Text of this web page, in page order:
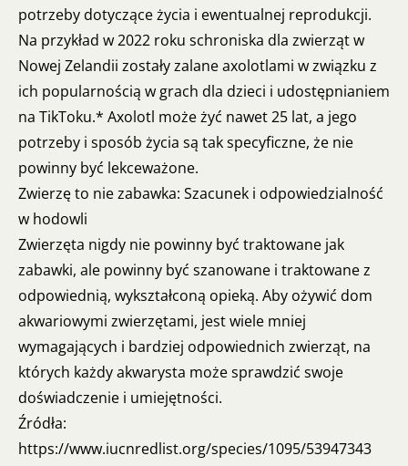
potrzeby dotyczące życia i ewentualnej reprodukcji.
Na przykład w 2022 roku schroniska dla zwierząt w
Nowej Zelandii zostały zalane axolotlami w związku z
ich popularnością w grach dla dzieci i udostępnianiem
na TikToku.* Axolotl może żyć nawet 25 lat, a jego
potrzeby i sposób życia są tak specyficzne, że nie
powinny być lekceważone.
Zwierzę to nie zabawka: Szacunek i odpowiedzialność
w hodowli
Zwierzęta nigdy nie powinny być traktowane jak
zabawki, ale powinny być szanowane i traktowane z
odpowiednią, wykształconą opieką. Aby ożywić dom
akwariowymi zwierzętami, jest wiele mniej
wymagających i bardziej odpowiednich zwierząt, na
których każdy akwarysta może sprawdzić swoje
doświadczenie i umiejętności.
Źródła:
https://www.iucnredlist.org/species/1095/53947343